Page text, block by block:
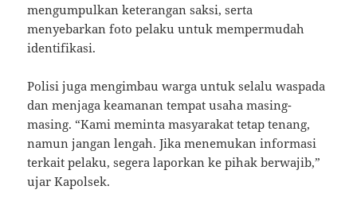
mengumpulkan keterangan saksi, serta
menyebarkan foto pelaku untuk mempermudah
identifikasi.
Polisi juga mengimbau warga untuk selalu waspada
dan menjaga keamanan tempat usaha masing-
masing. “Kami meminta masyarakat tetap tenang,
namun jangan lengah. Jika menemukan informasi
terkait pelaku, segera laporkan ke pihak berwajib,”
ujar Kapolsek.